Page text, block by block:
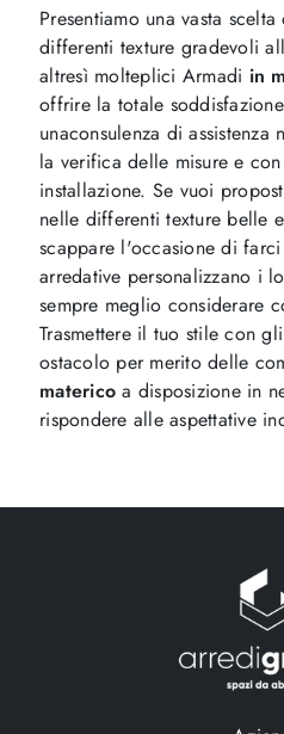
Presentiamo una vasta
differenti texture gradevoli
altresì molteplici Armadi in
offrire la totale
unaconsulenza di
la verifica delle misure e
installazione. Se vuoi
nelle differenti texture belle
scappare l'occasione di
arredative personalizzano i
sempre meglio considerare
Trasmettere il tuo stile con
ostacolo per merito delle
materico a disposizione in
rispondere alle aspettative